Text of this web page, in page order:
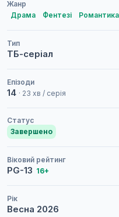
Жанр
Драма
Фентезі Романтика
Тип
ТБ-серіал
Епізоди
14 · 23 хв / серія
Статус
Завершено
Віковий рейтинг
PG-13 16+
Рік
Весна 2026